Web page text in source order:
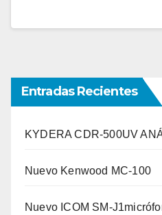
Entradas Recientes
KYDERA CDR-500UV
Nuevo Kenwood MC-100
Nuevo ICOM SM-